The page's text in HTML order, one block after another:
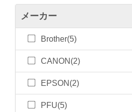
メーカー
Brother(5)
CANON(2)
EPSON(2)
PFU(5)